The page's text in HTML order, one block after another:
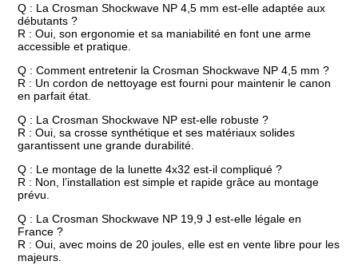
Q : La Crosman Shockwave NP 4,5 mm est-elle adaptée aux
débutants ?
R : Oui, son ergonomie et sa maniabilité en font une arme
accessible et pratique.
Q : Comment entretenir la Crosman Shockwave NP 4,5 mm ?
R : Un cordon de nettoyage est fourni pour maintenir le canon
en parfait état.
Q : La Crosman Shockwave NP est-elle robuste ?
R : Oui, sa crosse synthétique et ses matériaux solides
garantissent une grande durabilité.
Q : Le montage de la lunette 4x32 est-il compliqué ?
R : Non, l’installation est simple et rapide grâce au montage
prévu.
Q : La Crosman Shockwave NP 19,9 J est-elle légale en
France ?
R : Oui, avec moins de 20 joules, elle est en vente libre pour les
majeurs.